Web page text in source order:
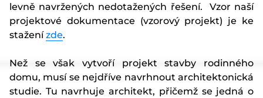
levně navržených nedotažených řešení. Vzor naší
projektové dokumentace (vzorový projekt) je ke
staženízde.
Než se však vytvoří projekt stavby rodinného
domu, musí se nejdříve navrhnout architektonická
studie. Tu navrhuje architekt, přičemž se jedná o